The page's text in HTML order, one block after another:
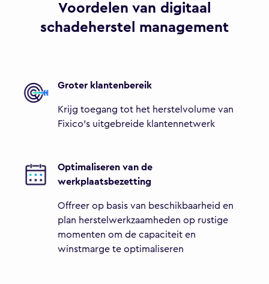
Voordelen van digitaal
schadeherstel management
Groter klantenbereik
Krijg toegang tot het herstelvolume van
Fixico's uitgebreide klantennetwerk
Optimaliseren van de
werkplaatsbezetting
Offreer op basis van beschikbaarheid en
plan herstelwerkzaamheden op rustige
momenten om de capaciteit en
winstmarge te optimaliseren